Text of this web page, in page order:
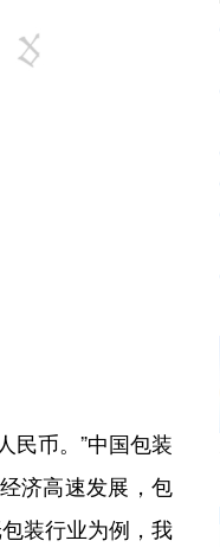
币。”中国包装
济高速发展，包
装行业为例，我